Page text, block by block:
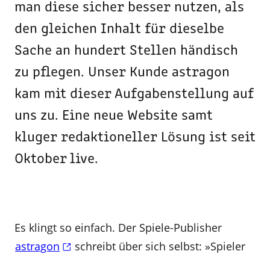
man diese sicher besser nutzen, als
den gleichen Inhalt für dieselbe
Sache an hundert Stellen händisch
zu pflegen. Unser Kunde astragon
kam mit dieser Aufgabenstellung auf
uns zu. Eine neue Website samt
kluger redaktioneller Lösung ist seit
Oktober live.
Es klingt so einfach. Der Spiele-Publisher
astragon
schreibt über sich selbst: »Spieler